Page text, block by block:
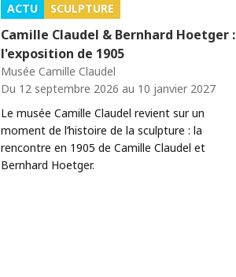
ACTU SCULPTURE
Camille Claudel & Bernhard Hoetger :
l'exposition de 1905
Musée Camille Claudel
Du 12 septembre 2026 au 10 janvier 2027
Le musée Camille Claudel revient sur un
moment de l’histoire de la sculpture : la
rencontre en 1905 de Camille Claudel et
Bernhard Hoetger.